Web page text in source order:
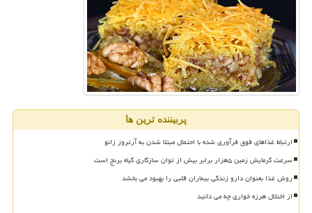
پربیننده ترین ها
ارتباط غذاهای فوق فرآوری شده با احتمال مبتلا شدن به آرتروز زانو
سرعت گرمایش زمین ۵هزار برابر بیش از توان سازگاری گیاه برنج است
روش غذا بعنوان دارو زندگی بیماران قلبی را بهبود می بخشد
از اختلال هرزه خواری چه می دانید